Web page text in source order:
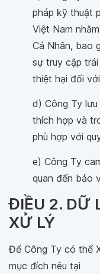
pháp kỹ thuật
Việt Nam
Cá Nhân, bao
sự truy cập
thiệt hại đối
d) Công Ty
thích hợp và
phù hợp với
e) Công Ty
quan đến bảo
ĐIỀU 2. DỮ
XỬ LÝ
Để Công Ty có thể
mục đích nêu tại